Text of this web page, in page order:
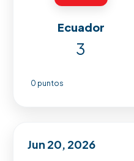
Ecuador
3
0 puntos
Jun 20, 2026